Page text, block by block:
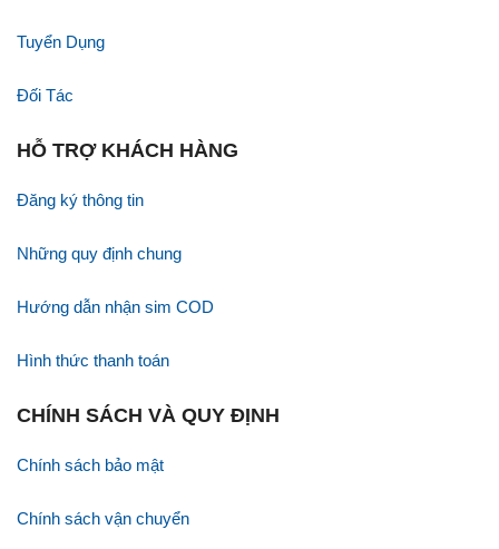
Tuyển Dụng
Đối Tác
HỖ TRỢ KHÁCH HÀNG
Đăng ký thông tin
Những quy định chung
Hướng dẫn nhận sim COD
Hình thức thanh toán
CHÍNH SÁCH VÀ QUY ĐỊNH
Chính sách bảo mật
Chính sách vận chuyển